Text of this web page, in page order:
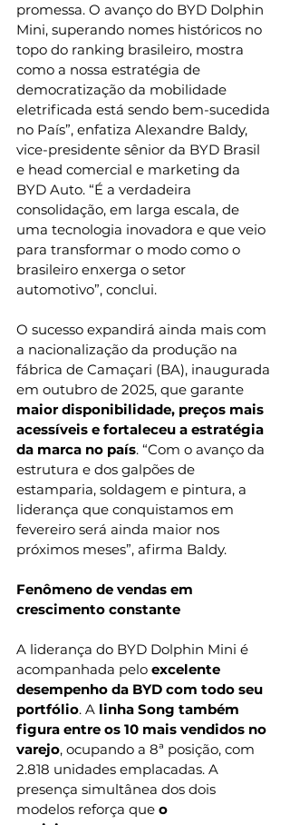
promessa. O avanço do BYD Dolphin
Mini, superando nomes históricos no
topo do ranking brasileiro, mostra
como a nossa estratégia de
democratização da mobilidade
eletrificada está sendo bem-sucedida
no País”, enfatiza Alexandre Baldy,
vice-presidente sênior da BYD Brasil
e head comercial e marketing da
BYD Auto. “É a verdadeira
consolidação, em larga escala, de
uma tecnologia inovadora e que veio
para transformar o modo como o
brasileiro enxerga o setor
automotivo”, conclui.
O sucesso expandirá ainda mais com
a nacionalização da produção na
fábrica de Camaçari (BA), inaugurada
em outubro de 2025, que garante
maior disponibilidade, preços mais
acessíveis e fortaleceu a estratégia
da marca no país. “Com o avanço da
estrutura e dos galpões de
estamparia, soldagem e pintura, a
liderança que conquistamos em
fevereiro será ainda maior nos
próximos meses”, afirma Baldy.
Fenômeno de vendas em
crescimento constante
A liderança do BYD Dolphin Mini é
acompanhada pelo excelente
desempenho da BYD com todo seu
portfólio. A linha Song também
figura entre os 10 mais vendidos no
varejo, ocupando a 8ª posição, com
2.818 unidades emplacadas. A
presença simultânea dos dois
modelos reforça que o